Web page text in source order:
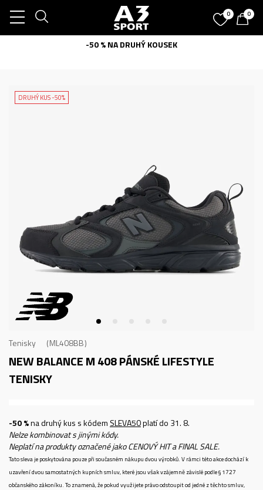
0 0
-50 % NA DRUHÝ KOUSEK
DRUHÝ KUS -50%
Tenisky ML408BB
NEW BALANCE M 408PÁNSKÉ LIFESTYLE
TENISKY
-50 %na druhý kus s kódem SLEVA50platí do 31. 8.
Nelze kombinovat s jinými kódy.
Neplatí na produkty označené jako CENOVÝ HIT a FINAL SALE.
Tato sleva je poskytována pouze při současném nákupu dvou výrobků. V rámci této akce dochází k
uzavření dvou samostatných kupních smluv, které jsou však vzájemně závislé podle § 1727
občanského zákoníku. To znamená, že pokud využijete právo odstoupit od jedné z těchto smluv,